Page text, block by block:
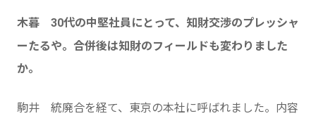
木暮 30代の中堅社員にとって、知財交渉のプレッシャ
ーたるや。合併後は知財のフィールドも変わりました
か。
駒井 統廃合を経て、東京の本社に呼ばれました。内容